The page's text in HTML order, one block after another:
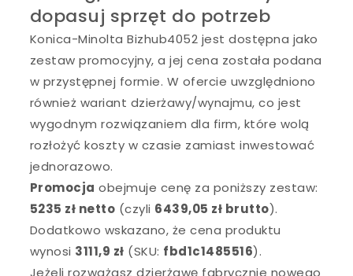
dopasuj sprzęt do potrzeb
Konica-Minolta Bizhub4052 jest dostępna jako
zestaw promocyjny, a jej cena została podana
w przystępnej formie. W ofercie uwzględniono
również wariant dzierżawy/wynajmu, co jest
wygodnym rozwiązaniem dla firm, które wolą
rozłożyć koszty w czasie zamiast inwestować
jednorazowo.
Promocja obejmuje cenę za poniższy zestaw:
5235 zł netto (czyli 6439,05 zł brutto).
Dodatkowo wskazano, że cena produktu
wynosi 3111,9 zł (SKU: fbd1c1485516).
Jeżeli rozważasz dzierżawę fabrycznie nowego